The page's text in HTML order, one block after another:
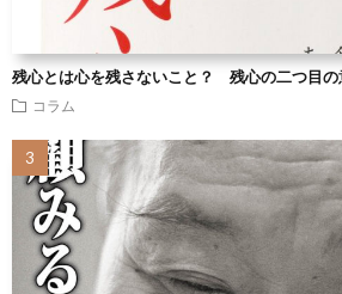
残心とは心を残さないこと？ 残心の二つ目の
コラム